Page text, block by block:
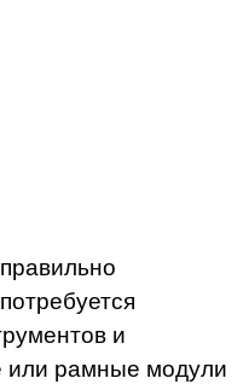
и
или рамные модули